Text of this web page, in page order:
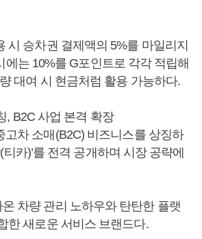
시 승차권 결제액의 5%를 마일리지
에는 10%를 G포인트로 각각 적립해
대여 시 현금처럼 활용 가능하다.
, B2C 사업 본격 확장
고차 소매(B2C) 비즈니스를 상징하
티카)’를 전격 공개하며 시장 공략에
차량 관리 노하우와 탄탄한 플랫
한 새로운 서비스 브랜드다.